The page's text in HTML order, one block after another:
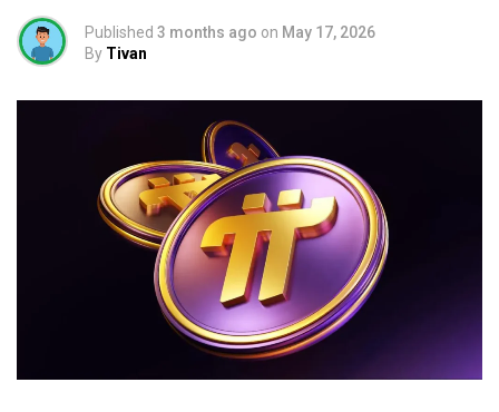
Published 3 months ago on May 17, 2026
By Tivan